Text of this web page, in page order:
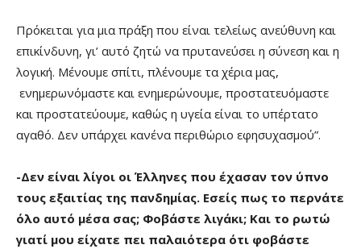
Πρόκειται για μια πράξη που είναι τελείως ανεύθυνη και
επικίνδυνη, γι’ αυτό ζητώ να πρυτανεύσει η σύνεση και η
λογική. Μένουμε σπίτι, πλένουμε τα χέρια μας,
ενημερωνόμαστε και ενημερώνουμε, προστατευόμαστε
και προστατεύουμε, καθώς η υγεία είναι το υπέρτατο
αγαθό. Δεν υπάρχει κανένα περιθώριο εφησυχασμού”.
-Δεν είναι λίγοι οι Έλληνες που έχασαν τον ύπνο
τους εξαιτίας της πανδημίας. Εσείς πως το περνάτε
όλο αυτό μέσα σας; Φοβάστε λιγάκι; Και το ρωτώ
γιατί μου είχατε πει παλαιότερα ότι φοβάστε